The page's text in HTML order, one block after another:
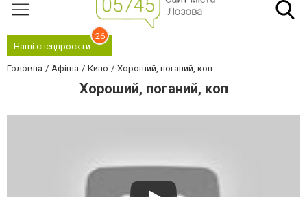
Наші спецпроєкти
26
Головна Афіша Кино Хороший, поганий, коп
Хороший, поганий, коп